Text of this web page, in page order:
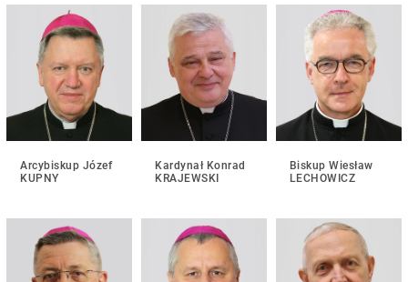
Arcybiskup Józef
KUPNY
Kardynał Konrad
KRAJEWSKI
Biskup Wiesław
LECHOWICZ